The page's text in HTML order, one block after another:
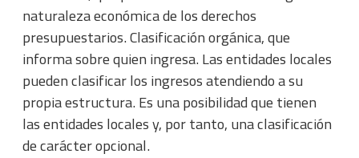
naturaleza económica de los derechos
presupuestarios. Clasificación orgánica, que
informa sobre quien ingresa. Las entidades locales
pueden clasificar los ingresos atendiendo a su
propia estructura. Es una posibilidad que tienen
las entidades locales y, por tanto, una clasificación
de carácter opcional.